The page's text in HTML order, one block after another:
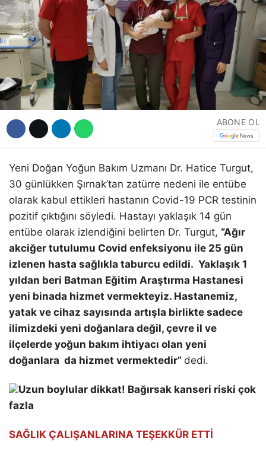
Instagram
Youtube
ABONE OL
Yeni Doğan Yoğun Bakım Uzmanı Dr. Hatice Turgut,
30 günlükken Şırnak’tan zatürre nedeni ile entübe
olarak kabul ettikleri hastanın Covid-19 PCR testinin
pozitif çıktığını söyledi. Hastayı yaklaşık 14 gün
entübe olarak izlendiğini belirten Dr. Turgut, “Ağır
akciğer tutulumu Covid enfeksiyonu ile 25 gün
izlenen hasta sağlıkla taburcu edildi. Yaklaşık 1
yıldan beri Batman Eğitim Araştırma Hastanesi
yeni binada hizmet vermekteyiz. Hastanemiz,
yatak ve cihaz sayısında artışla birlikte sadece
ilimizdeki yeni doğanlara değil, çevre il ve
ilçelerde yoğun bakım ihtiyacı olan yeni
doğanlara da hizmet vermektedir” dedi.
Uzun boylular dikkat! Bağırsak kanseri riski çok
fazla
SAĞLIK ÇALIŞANLARINA TEŞEKKÜR ETTİ